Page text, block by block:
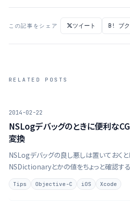
この記事をシェア ツイート B! ブ
RELATED POSTS
2014-02-22
NSLogデバッグのときに便利な
変換
NSLogデバッグの良し悪しは置いておくと
NSDictionaryとかの値をちょっと確認す
よね。CGRectの値を確認するときに一
rect.size.width)みたいにやって …
Tips Objective-C iOS Xcode